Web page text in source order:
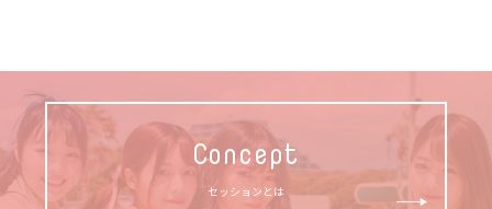
Concept
セッションとは